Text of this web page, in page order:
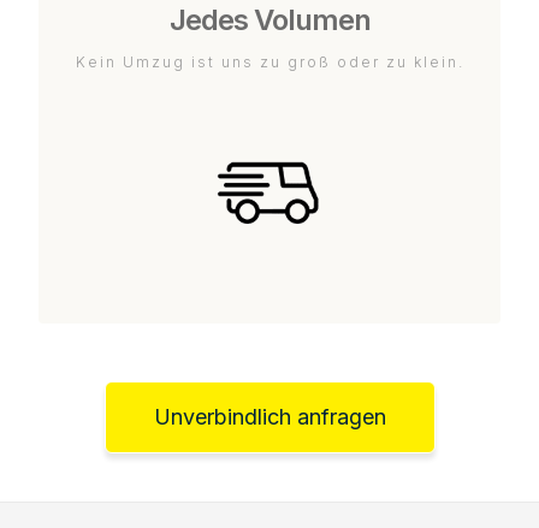
Jedes Volumen
Kein Umzug ist uns zu groß oder zu klein.
Unverbindlich anfragen